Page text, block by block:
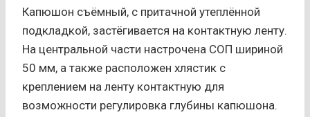
Капюшон съёмный, с притачной утеплённой
подкладкой, застёгивается на контактную ленту.
На центральной части настрочена СОП шириной
50 мм, а также расположен хлястик с
креплением на ленту контактную для
возможности регулировка глубины капюшона.